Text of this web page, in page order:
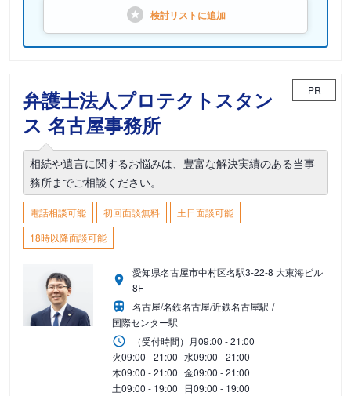
検討リストに追加
弁護士法人プロテクトスタン
ス 名古屋事務所
PR
相続や遺言に関するお悩みは、豊富な解決実績のある当事
務所までご相談ください。
電話相談可能 初回面談無料
土日面談可能
18時以降面談可能
愛知県名古屋市中村区名駅3-22-8 大東海ビル
8F
名古屋/名鉄名古屋/近鉄名古屋駅
国際センター駅
（受付時間） 月09:00 - 21:00
火09:00 - 21:00 水09:00 - 21:00
木09:00 - 21:00 金09:00 - 21:00
土09:00 - 19:00 日09:00 - 19:00